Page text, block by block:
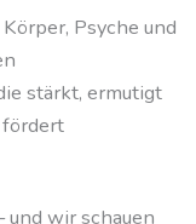
Psyche und
stärkt, ermutigt
und wir schauen